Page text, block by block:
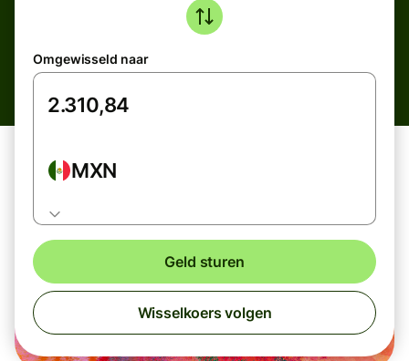
Omgewisseld naar
MXN
Geld sturen
Wisselkoers volgen